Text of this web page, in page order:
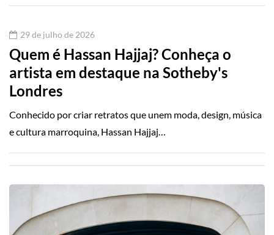
29 de julho de 2026
Quem é Hassan Hajjaj? Conheça o
artista em destaque na Sotheby's
Londres
Conhecido por criar retratos que unem moda, design, música
e cultura marroquina, Hassan Hajjaj…